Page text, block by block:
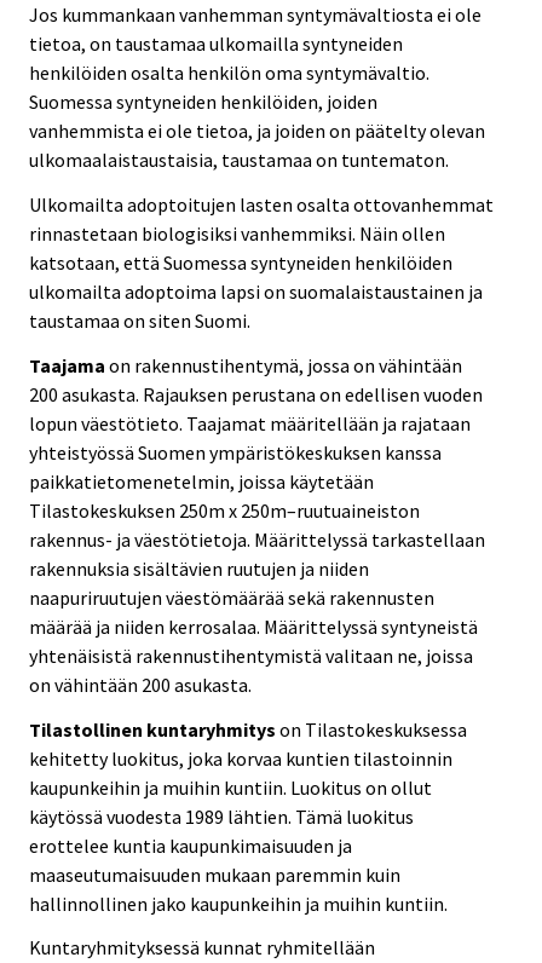
Jos kummankaan vanhemman syntymävaltiosta ei ole
tietoa, on taustamaa ulkomailla syntyneiden
henkilöiden osalta henkilön oma syntymävaltio.
Suomessa syntyneiden henkilöiden, joiden
vanhemmista ei ole tietoa, ja joiden on päätelty olevan
ulkomaalaistaustaisia, taustamaa on tuntematon.
Ulkomailta adoptoitujen lasten osalta ottovanhemmat
rinnastetaan biologisiksi vanhemmiksi. Näin ollen
katsotaan, että Suomessa syntyneiden henkilöiden
ulkomailta adoptoima lapsi on suomalaistaustainen ja
taustamaa on siten Suomi.
Taajama on rakennustihentymä, jossa on vähintään
200 asukasta. Rajauksen perustana on edellisen vuoden
lopun väestötieto. Taajamat määritellään ja rajataan
yhteistyössä Suomen ympäristökeskuksen kanssa
paikkatietomenetelmin, joissa käytetään
Tilastokeskuksen 250m x 250m–ruutuaineiston
rakennus- ja väestötietoja. Määrittelyssä tarkastellaan
rakennuksia sisältävien ruutujen ja niiden
naapuriruutujen väestömäärää sekä rakennusten
määrää ja niiden kerrosalaa. Määrittelyssä syntyneistä
yhtenäisistä rakennustihentymistä valitaan ne, joissa
on vähintään 200 asukasta.
Tilastollinen kuntaryhmitys on Tilastokeskuksessa
kehitetty luokitus, joka korvaa kuntien tilastoinnin
kaupunkeihin ja muihin kuntiin. Luokitus on ollut
käytössä vuodesta 1989 lähtien. Tämä luokitus
erottelee kuntia kaupunkimaisuuden ja
maaseutumaisuuden mukaan paremmin kuin
hallinnollinen jako kaupunkeihin ja muihin kuntiin.
Kuntaryhmityksessä kunnat ryhmitellään